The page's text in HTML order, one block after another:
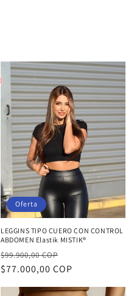
Oferta
LEGGINS TIPO CUERO CON CONTROL
ABDOMEN Elastik MISTIK®
Precio
habitual
$99.900,00 COP
de
$77.000,00 COP